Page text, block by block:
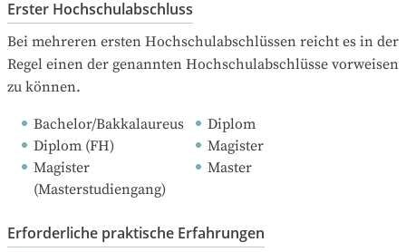
Erster Hochschulabschluss
Bei mehreren ersten Hochschulabschlüssen reicht es in der
Regel einen der genannten Hochschulabschlüsse vorweisen
zu können.
Bachelor/Bakkalaureus
Diplom
Diplom (FH)
Magister
Magister
(Masterstudiengang)
Master
Erforderliche praktische Erfahrungen